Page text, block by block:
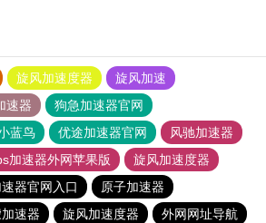
旋风加速度器
旋风加速
速器
狗急加速器官网
蓝鸟 优途加速器官网
风驰加速器
加速器外网苹果版
旋风加速度器
器官网入口
原子加速器
速器 旋风加速度器
外网网址导航